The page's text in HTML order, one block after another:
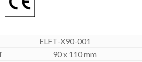
ELFT-X90-001
90 x 110 mm